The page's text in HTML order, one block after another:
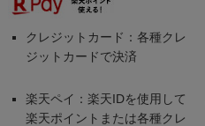
クレジットカード：各種クレ
ジットカードで決済
楽天ペイ：楽天IDを使用して
楽天ポイントまたは各種クレ